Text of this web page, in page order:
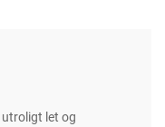
utroligt let og